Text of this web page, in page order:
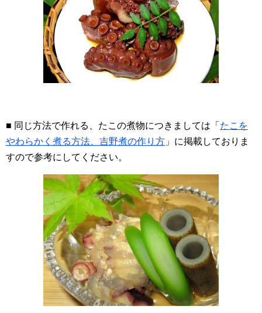
■ 同じ方法で作れる、たこの煮物につきましては「 たこを
やわらかく煮る方法、吉野煮の作り方 」に掲載しておりま
すので参考にしてください。